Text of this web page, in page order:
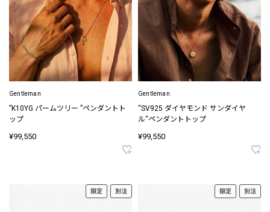
Gentleman
”K10YG パームツリー ”ペンダントト
ップ
¥99,550
Gentleman
“SV925 ダイヤモンド サンダイヤ
ル“ペンダントトップ
¥99,550
限定 別注 限定 別注